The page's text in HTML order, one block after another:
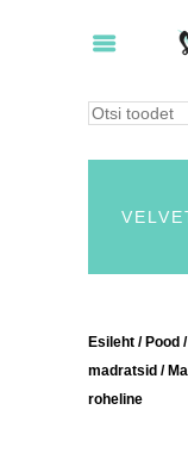
Esileht / Pood /
madratsid /
roheline